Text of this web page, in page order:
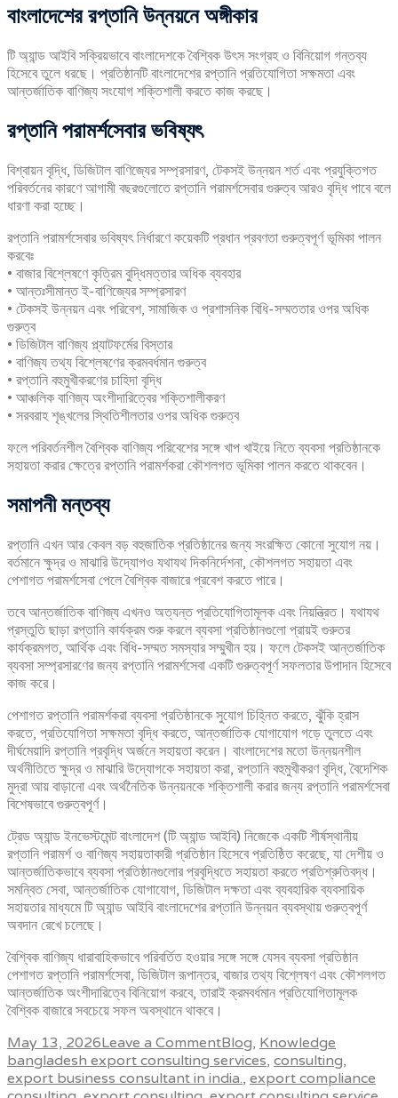
বাংলাদেশেররপ্তানিউন্নয়নেঅঙ্গীকার
টি অ্যান্ড আইবি সক্রিয়ভাবে বাংলাদেশকে বৈশ্বিক উৎস সংগ্রহ ও বিনিয়োগ গন্তব্য
হিসেবে তুলে ধরছে। প্রতিষ্ঠানটি বাংলাদেশের রপ্তানি প্রতিযোগিতা সক্ষমতা এবং
আন্তর্জাতিক বাণিজ্য সংযোগ শক্তিশালী করতে কাজ করছে।
রপ্তানি পরামর্শসেবার ভবিষ্যৎ
বিশ্বায়ন বৃদ্ধি, ডিজিটাল বাণিজ্যের সম্প্রসারণ, টেকসই উন্নয়ন শর্ত এবং প্রযুক্তিগত
পরিবর্তনের কারণে আগামী বছরগুলোতে রপ্তানি পরামর্শসেবার গুরুত্ব আরও বৃদ্ধি পাবে বলে
ধারণা করা হচ্ছে।
রপ্তানি পরামর্শসেবার ভবিষ্যৎ নির্ধারণে কয়েকটি প্রধান প্রবণতা গুরুত্বপূর্ণ ভূমিকা পালন
করবেঃ
• বাজার বিশ্লেষণে কৃত্রিম বুদ্ধিমত্তার অধিক ব্যবহার
• আন্তঃসীমান্ত ই-বাণিজ্যের সম্প্রসারণ
• টেকসই উন্নয়ন এবং পরিবেশ, সামাজিক ও প্রশাসনিক বিধি-সম্মততার ওপর অধিক
গুরুত্ব
• ডিজিটাল বাণিজ্য প্ল্যাটফর্মের বিস্তার
• বাণিজ্য তথ্য বিশ্লেষণের ক্রমবর্ধমান গুরুত্ব
• রপ্তানি বহুমুখীকরণের চাহিদা বৃদ্ধি
• আঞ্চলিক বাণিজ্য অংশীদারিত্বের শক্তিশালীকরণ
• সরবরাহ শৃঙ্খলের স্থিতিশীলতার ওপর অধিক গুরুত্ব
ফলে পরিবর্তনশীল বৈশ্বিক বাণিজ্য পরিবেশের সঙ্গে খাপ খাইয়ে নিতে ব্যবসা প্রতিষ্ঠানকে
সহায়তা করার ক্ষেত্রে রপ্তানি পরামর্শকরা কৌশলগত ভূমিকা পালন করতে থাকবেন।
সমাপনীমন্তব্য
রপ্তানি এখন আর কেবল বড় বহুজাতিক প্রতিষ্ঠানের জন্য সংরক্ষিত কোনো সুযোগ নয়।
বর্তমানে ক্ষুদ্র ও মাঝারি উদ্যোগও যথাযথ দিকনির্দেশনা, কৌশলগত সহায়তা এবং
পেশাগত পরামর্শসেবা পেলে বৈশ্বিক বাজারে প্রবেশ করতে পারে।
তবে আন্তর্জাতিক বাণিজ্য এখনও অত্যন্ত প্রতিযোগিতামূলক এবং নিয়ন্ত্রিত। যথাযথ
প্রস্তুতি ছাড়া রপ্তানি কার্যক্রম শুরু করলে ব্যবসা প্রতিষ্ঠানগুলো প্রায়ই গুরুতর
কার্যক্রমগত, আর্থিক এবং বিধি-সম্মত সমস্যার সম্মুখীন হয়। ফলে টেকসই আন্তর্জাতিক
ব্যবসা সম্প্রসারণের জন্য রপ্তানি পরামর্শসেবা একটি গুরুত্বপূর্ণ সফলতার উপাদান হিসেবে
কাজ করে।
পেশাগত রপ্তানি পরামর্শকরা ব্যবসা প্রতিষ্ঠানকে সুযোগ চিহ্নিত করতে, ঝুঁকি হ্রাস
করতে, প্রতিযোগিতা সক্ষমতা বৃদ্ধি করতে, আন্তর্জাতিক যোগাযোগ গড়ে তুলতে এবং
দীর্ঘমেয়াদি রপ্তানি প্রবৃদ্ধি অর্জনে সহায়তা করেন। বাংলাদেশের মতো উন্নয়নশীল
অর্থনীতিতে ক্ষুদ্র ও মাঝারি উদ্যোগকে সহায়তা করা, রপ্তানি বহুমুখীকরণ বৃদ্ধি, বৈদেশিক
মুদ্রা আয় বাড়ানো এবং অর্থনৈতিক উন্নয়নকে শক্তিশালী করার জন্য রপ্তানি পরামর্শসেবা
বিশেষভাবে গুরুত্বপূর্ণ।
ট্রেড অ্যান্ড ইনভেস্টমেন্ট বাংলাদেশ (টি অ্যান্ড আইবি) নিজেকে একটি শীর্ষস্থানীয়
রপ্তানি পরামর্শ ও বাণিজ্য সহায়তাকারী প্রতিষ্ঠান হিসেবে প্রতিষ্ঠিত করেছে, যা দেশীয় ও
আন্তর্জাতিকভাবে ব্যবসা প্রতিষ্ঠানগুলোর প্রবৃদ্ধিতে সহায়তা করতে প্রতিশ্রুতিবদ্ধ।
সমন্বিত সেবা, আন্তর্জাতিক যোগাযোগ, ডিজিটাল দক্ষতা এবং ব্যবহারিক ব্যবসায়িক
সহায়তার মাধ্যমে টি অ্যান্ড আইবি বাংলাদেশের রপ্তানি উন্নয়ন ব্যবস্থায় গুরুত্বপূর্ণ
অবদান রেখে চলেছে।
বৈশ্বিক বাণিজ্য ধারাবাহিকভাবে পরিবর্তিত হওয়ার সঙ্গে সঙ্গে যেসব ব্যবসা প্রতিষ্ঠান
পেশাগত রপ্তানি পরামর্শসেবা, ডিজিটাল রূপান্তর, বাজার তথ্য বিশ্লেষণ এবং কৌশলগত
আন্তর্জাতিক অংশীদারিত্বে বিনিয়োগ করবে, তারাই ক্রমবর্ধমান প্রতিযোগিতামূলক
বৈশ্বিক বাজারে সবচেয়ে সফল অবস্থানে থাকবে।
May 13, 2026Leave a CommentBlog, Knowledge
bangladesh export consulting services, consulting,
export business consultant in india., export compliance